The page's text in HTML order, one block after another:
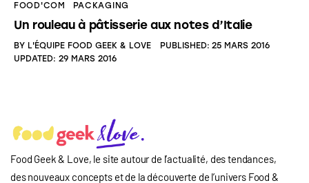
FOOD'COM PACKAGING
Un rouleau à pâtisserie aux notes d’Italie
BY L'ÉQUIPE FOOD GEEK & LOVE PUBLISHED: 25 MARS 2016
UPDATED: 29 MARS 2016
Food Geek & Love, le site autour de l’actualité, des tendances,
des nouveaux concepts et de la découverte de l’univers Food&